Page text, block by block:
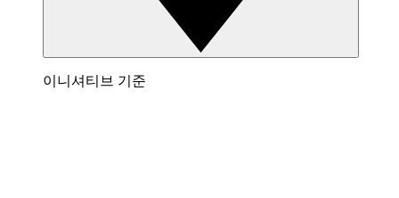
이니셔티브 기준